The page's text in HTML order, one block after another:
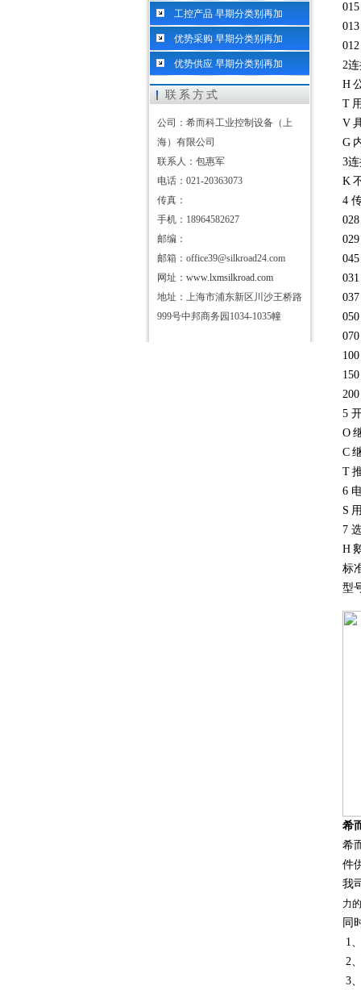
工控产品 早期分类别再加
优势采购 早期分类别再加
优势供应 早期分类别再加
联系方式
公司：希而科工业控制设备（上
海）有限公司
联系人：包惠军
电话：021-20363073
传真：
手机：18964582627
邮编：
邮箱：office39@silkroad24.com
网址： www.lxmsilkroad.com
地址：上海市浦东新区川沙王桥路
999号中邦商务园1034-1035幢
015
013
012
2
H
T
V
G
3
K
4
028
029
045
031
037
050
070
100
150
200
5
O
C
T
6
S
7
H
标
型
希
希
件
我
力
同
1
2
3